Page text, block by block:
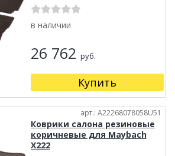
в наличии
26 762 руб.
Купить
арт.: A22268078058U51
Коврики салона резиновые
коричневые для Maybach
X222